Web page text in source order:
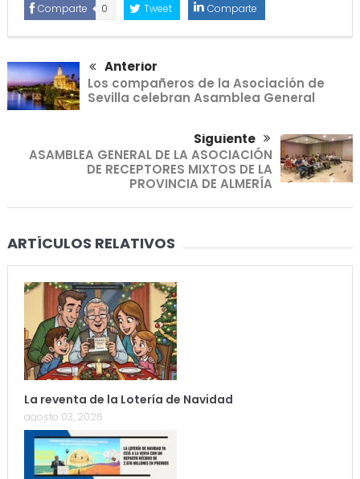
Comparte 0 Tweet Comparte
Anterior
Los compañeros de la Asociación de
Sevilla celebran Asamblea General
Siguiente
ASAMBLEA GENERAL DE LA ASOCIACIÓN
DE RECEPTORES MIXTOS DE LA
PROVINCIA DE ALMERÍA
ARTÍCULOS RELATIVOS
La reventa de la Lotería de Navidad
agosto 03, 2026